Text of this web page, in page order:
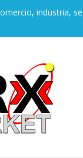
industria,